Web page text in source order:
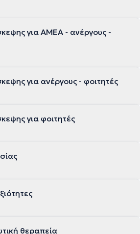
για ΑΜΕΑ - ανέργους -
για ανέργους - φοιτητές
για φοιτητές
θεραπεία